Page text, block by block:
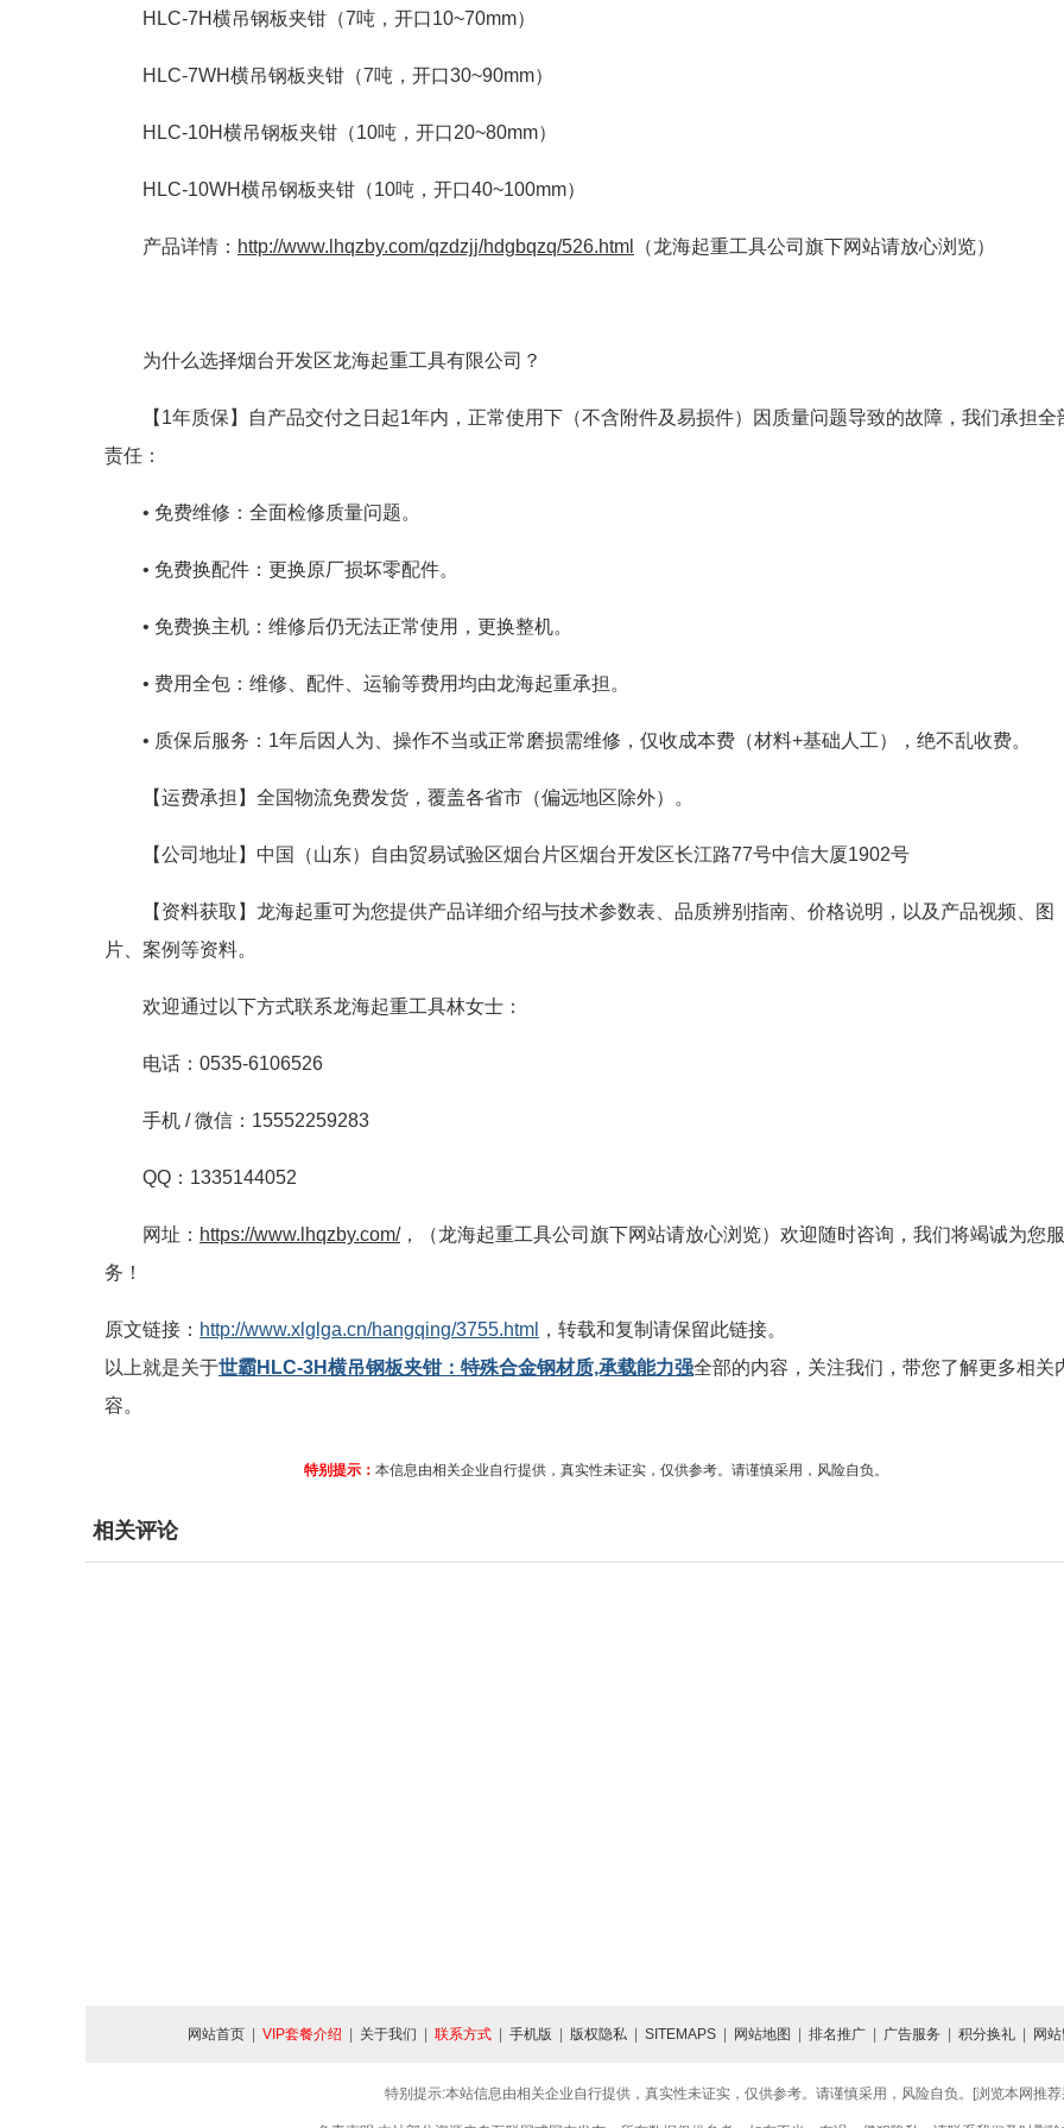
HLC-7H横吊钢板夹钳（7吨，开口10~70mm）
HLC-7WH横吊钢板夹钳（7吨，开口30~90mm）
HLC-10H横吊钢板夹钳（10吨，开口20~80mm）
HLC-10WH横吊钢板夹钳（10吨，开口40~100mm）
产品详情： http://www.lhqzby.com/qzdzjj/hdgbqzq/526.html （龙海起重工具公司旗下网站请放心浏览）
为什么选择烟台开发区龙海起重工具有限公司？
【1年质保】自产品交付之日起1年内，正常使用下（不含附件及易损件）因质量问题导致的故障，我们承担全
责任：
• 免费维修：全面检修质量问题。
• 免费换配件：更换原厂损坏零配件。
• 免费换主机：维修后仍无法正常使用，更换整机。
• 费用全包：维修、配件、运输等费用均由龙海起重承担。
• 质保后服务：1年后因人为、操作不当或正常磨损需维修，仅收成本费（材料+基础人工），绝不乱收费。
【运费承担】全国物流免费发货，覆盖各省市（偏远地区除外）。
【公司地址】中国（山东）自由贸易试验区烟台片区烟台开发区长江路77号中信大厦1902号
【资料获取】龙海起重可为您提供产品详细介绍与技术参数表、品质辨别指南、价格说明，以及产品视频、图
片、案例等资料。
欢迎通过以下方式联系龙海起重工具林女士：
电话：0535-6106526
手机 / 微信：15552259283
QQ：1335144052
网址： https://www.lhqzby.com/，（龙海起重工具公司旗下网站请放心浏览）欢迎随时咨询，我们将竭诚为您服
务！
原文链接： http://www.xlglga.cn/hangqing/3755.html
，转载和复制请保留此链接。
以上就是关于世霸HLC-3H横吊钢板夹钳：特殊合金钢材质,承载能力强全部的内容，关注我们，带您了解更多相关
容。
特别提示： 本信息由相关企业自行提供，真实性未证实，仅供参考。请谨慎采用，风险自负。
相关评论
网站首页 VIP套餐介绍 关于我们 联系方式 手机版 版权隐私 SITEMAPS 网站地图 排名推广 广告服务 积分换礼 网
特别提示:本站信息由相关企业自行提供，真实性未证实，仅供参考。请谨慎采用，风险自负。[浏览本网推